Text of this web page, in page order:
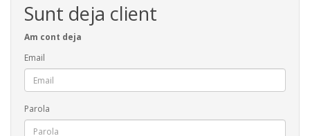
Sunt deja client
Am cont deja
Email
Parola